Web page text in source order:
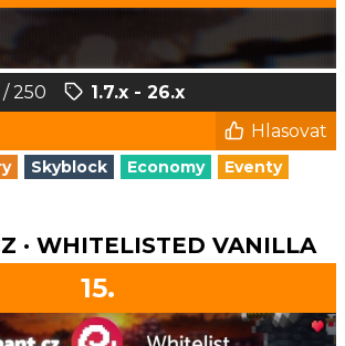
/ 250
1.7.x - 26.x
Hlasovat
Skyblock Economy Eventy
· WHITELISTED VANILLA
15.